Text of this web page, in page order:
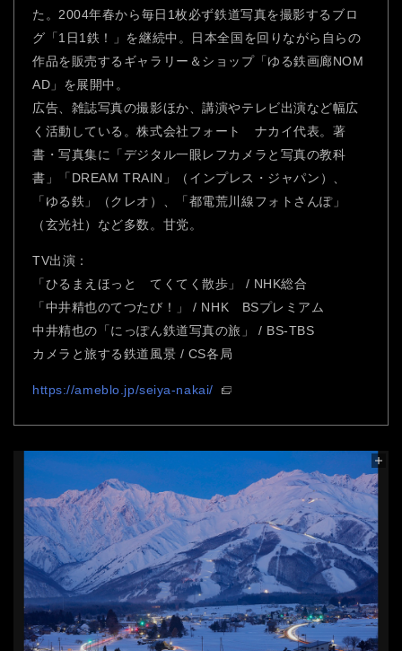
た。2004年春から毎日1枚必ず鉄道写真を撮影するブロ
グ「1日1鉄！」を継続中。日本全国を回りながら自らの
作品を販売するギャラリー＆ショップ「ゆる鉄画廊NOM
AD」を展開中。
広告、雑誌写真の撮影ほか、講演やテレビ出演など幅広
く活動している。株式会社フォート ナカイ代表。著
書・写真集に「デジタル一眼レフカメラと写真の教科
書」「DREAM TRAIN」（インプレス・ジャパン）、
「ゆる鉄」（クレオ）、「都電荒川線フォトさんぽ」
（玄光社）など多数。甘党。
TV出演：
「ひるまえほっと てくてく散歩」 / NHK総合
「中井精也のてつたび！」 / NHK BSプレミアム
中井精也の「にっぽん鉄道写真の旅」 / BS-TBS
カメラと旅する鉄道風景 / CS各局
https://ameblo.jp/seiya-nakai/